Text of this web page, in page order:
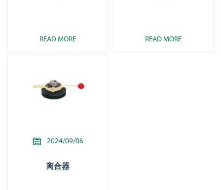
READ MORE READ MORE
 2024/09/06
离合器